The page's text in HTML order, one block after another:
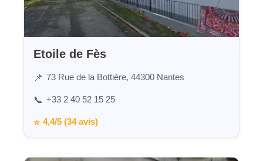
Etoile de Fès
📌 73 Rue de la Bottière, 44300 Nantes
📞 +33 2 40 52 15 25
⭐ 4,4/5 (34 avis)